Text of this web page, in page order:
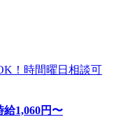
！時間曜日相談可
給1,060円〜